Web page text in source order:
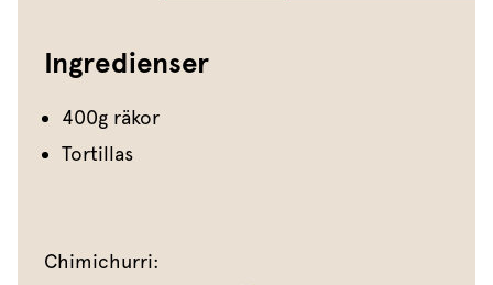
Ingredienser
400g räkor
Tortillas
Chimichurri: